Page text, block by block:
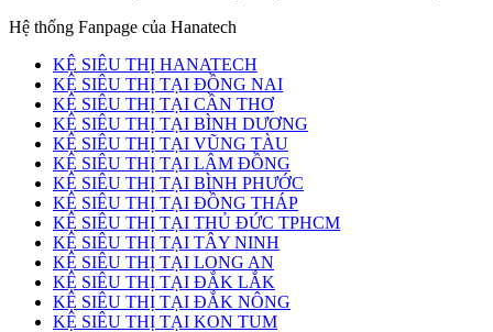
Hệ thống Fanpage của Hanatech
KỆ SIÊU THỊ HANATECH
KỆ SIÊU THỊ TẠI ĐỒNG NAI
KỆ SIÊU THỊ TẠI CẦN THƠ
KỆ SIÊU THỊ TẠI BÌNH DƯƠNG
KỆ SIÊU THỊ TẠI VŨNG TÀU
KỆ SIÊU THỊ TẠI LÂM ĐỒNG
KỆ SIÊU THỊ TẠI BÌNH PHƯỚC
KỆ SIÊU THỊ TẠI ĐỒNG THÁP
KỆ SIÊU THỊ TẠI THỦ ĐỨC TPHCM
KỆ SIÊU THỊ TẠI TÂY NINH
KỆ SIÊU THỊ TẠI LONG AN
KỆ SIÊU THỊ TẠI ĐẮK LẮK
KỆ SIÊU THỊ TẠI ĐẮK NÔNG
KỆ SIÊU THỊ TẠI KON TUM